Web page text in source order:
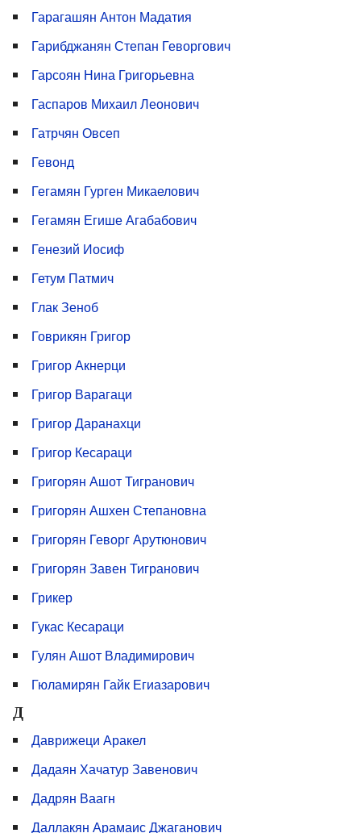
Гарагашян Антон Мадатия
Гарибджанян Степан Геворгович
Гарсоян Нина Григорьевна
Гаспаров Михаил Леонович
Гатрчян Овсеп
Гевонд
Гегамян Гурген Микаелович
Гегамян Егише Агабабович
Генезий Иосиф
Гетум Патмич
Глак Зеноб
Говрикян Григор
Григор Акнерци
Григор Варагаци
Григор Даранахци
Григор Кесараци
Григорян Ашот Тигранович
Григорян Ашхен Степановна
Григорян Геворг Арутюнович
Григорян Завен Тигранович
Грикер
Гукас Кесараци
Гулян Ашот Владимирович
Гюламирян Гайк Егиазарович
Д
Даврижеци Аракел
Дадаян Хачатур Завенович
Дадрян Ваагн
Даллакян Арамаис Джаганович